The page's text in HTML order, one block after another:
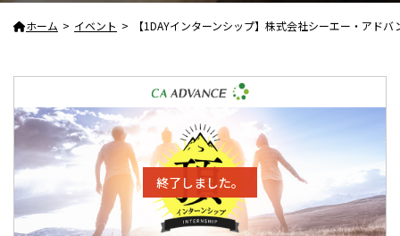
ホーム イベント 【1DAYインターンシップ】株式会社シーエー・ア
終了しました。